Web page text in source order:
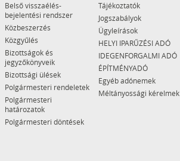
Belső visszaélés-
bejelentési rendszer
Közbeszerzés
Közgyűlés
Bizottságok és
jegyzőkönyveik
Bizottsági ülések
Polgármesteri rendeletek
Polgármesteri
határozatok
Polgármesteri döntések
Tájékoztatók
Jogszabályok
Ügyleírások
HELYI IPARŰZÉSI ADÓ
IDEGENFORGALMI ADÓ
ÉPÍTMÉNYADÓ
Egyéb adónemek
Méltányossági kérelmek